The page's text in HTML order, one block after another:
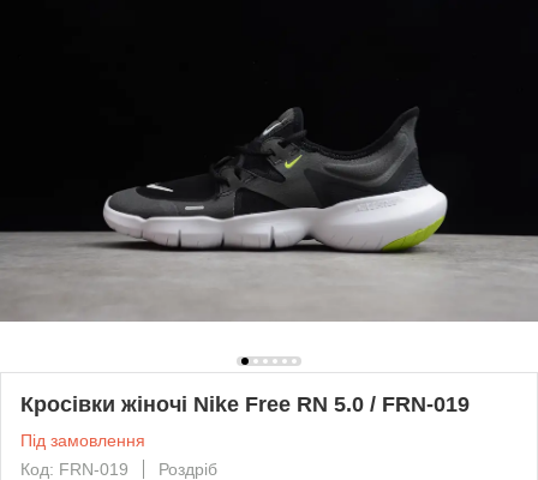
Кросівки жіночі Nike Free RN 5.0 / FRN-019
Під замовлення
Код: FRN-019
Роздріб